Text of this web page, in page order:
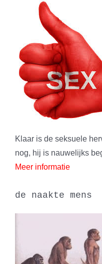
Klaar is de seksuele
nog, hij is nauwelijks
Meer informatie
de naakte mens